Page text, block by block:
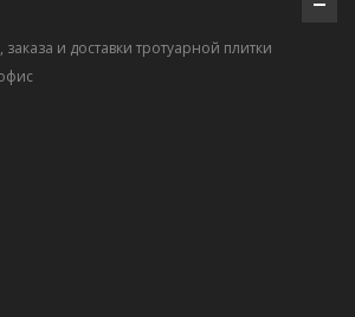
и доставки тротуарной плитки